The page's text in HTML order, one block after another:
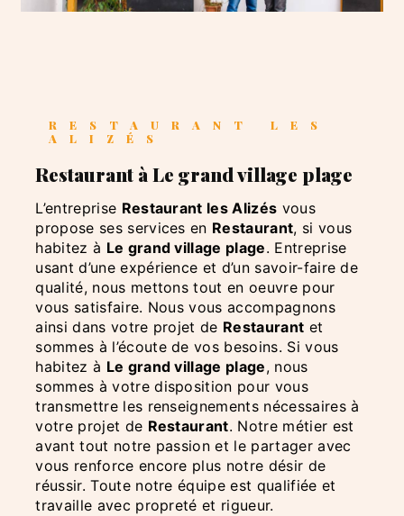
RESTAURANT LES
ALIZÉS
Restaurant à Le grand village plage
L’entreprise Restaurant les Alizés vous
propose ses services en Restaurant, si vous
habitez à Le grand village plage. Entreprise
usant d’une expérience et d’un savoir-faire de
qualité, nous mettons tout en oeuvre pour
vous satisfaire. Nous vous accompagnons
ainsi dans votre projet de Restaurant et
sommes à l’écoute de vos besoins. Si vous
habitez à Le grand village plage, nous
sommes à votre disposition pour vous
transmettre les renseignements nécessaires à
votre projet de Restaurant. Notre métier est
avant tout notre passion et le partager avec
vous renforce encore plus notre désir de
réussir. Toute notre équipe est qualifiée et
travaille avec propreté et rigueur.